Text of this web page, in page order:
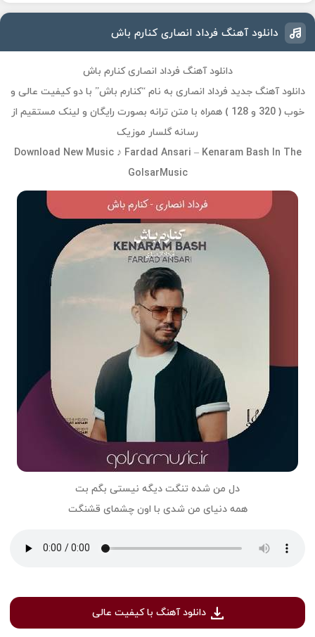
دانلود آهنگ فرداد انصاری کنارم باش
دانلود آهنگ فرداد انصاری کنارم باش
دانلود آهنگ جدید فرداد انصاری به نام “کنارم باش” با دو کیفیت عالی و
خوب ( 320 و 128 ) همراه با متن ترانه بصورت رایگان و لینک مستقیم از
رسانه گلسار موزیک
Download New Music ♪ Fardad Ansari – Kenaram Bash In The
GolsarMusic
دل من شده تنگت دیگه نیستی بگم بت
همه دنیای من شدی با اون چشمای قشنگت
دانلود آهنگ با کیفیت عالی